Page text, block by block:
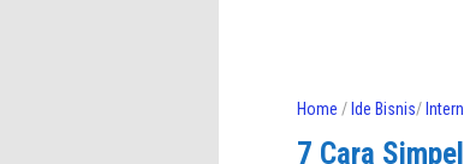
Home / Ide Bisnis/
7 Cara